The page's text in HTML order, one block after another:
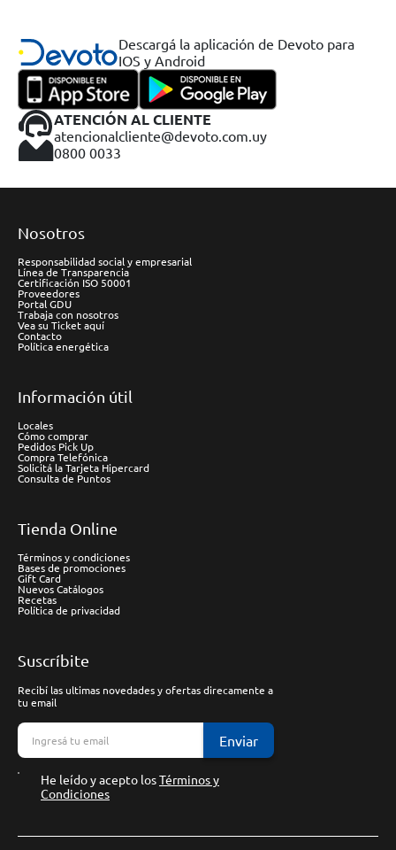
Descargá la aplicación de Devoto para
IOS y Android
ATENCIÓN AL CLIENTE
atencionalcliente@devoto.com.uy
0800 0033
Nosotros
Responsabilidad social y empresarial
Línea de Transparencia
Certificación ISO 50001
Proveedores
Portal GDU
Trabaja con nosotros
Vea su Ticket aquí
Contacto
Política energética
Información útil
Locales
Cómo comprar
Pedidos Pick Up
Compra Telefónica
Solicitá la Tarjeta Hipercard
Consulta de Puntos
Tienda Online
Términos y condiciones
Bases de promociones
Gift Card
Nuevos Catálogos
Recetas
Política de privacidad
Suscríbite
Recibí las ultimas novedades y ofertas direcamente a
tu email
Enviar
He leído y acepto losTérminos y
Condiciones